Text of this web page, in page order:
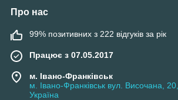
Про нас
99% позитивних з 222 відгуків за рік
Працює з 07.05.2017
м. Івано-Франківськ
м. Івано-Франківськ вул. Височана, 20,
Україна